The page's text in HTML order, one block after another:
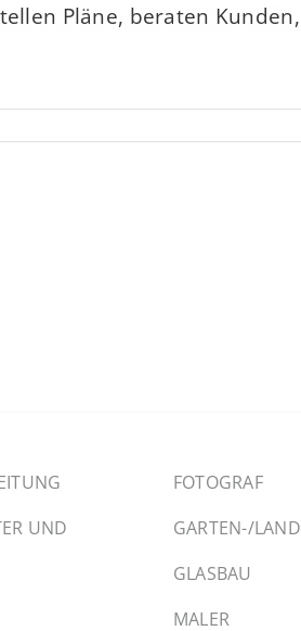
Pläne, beraten Kunden,
UND
FOTOGRAF
GARTEN-/
GLASBAU
MALER